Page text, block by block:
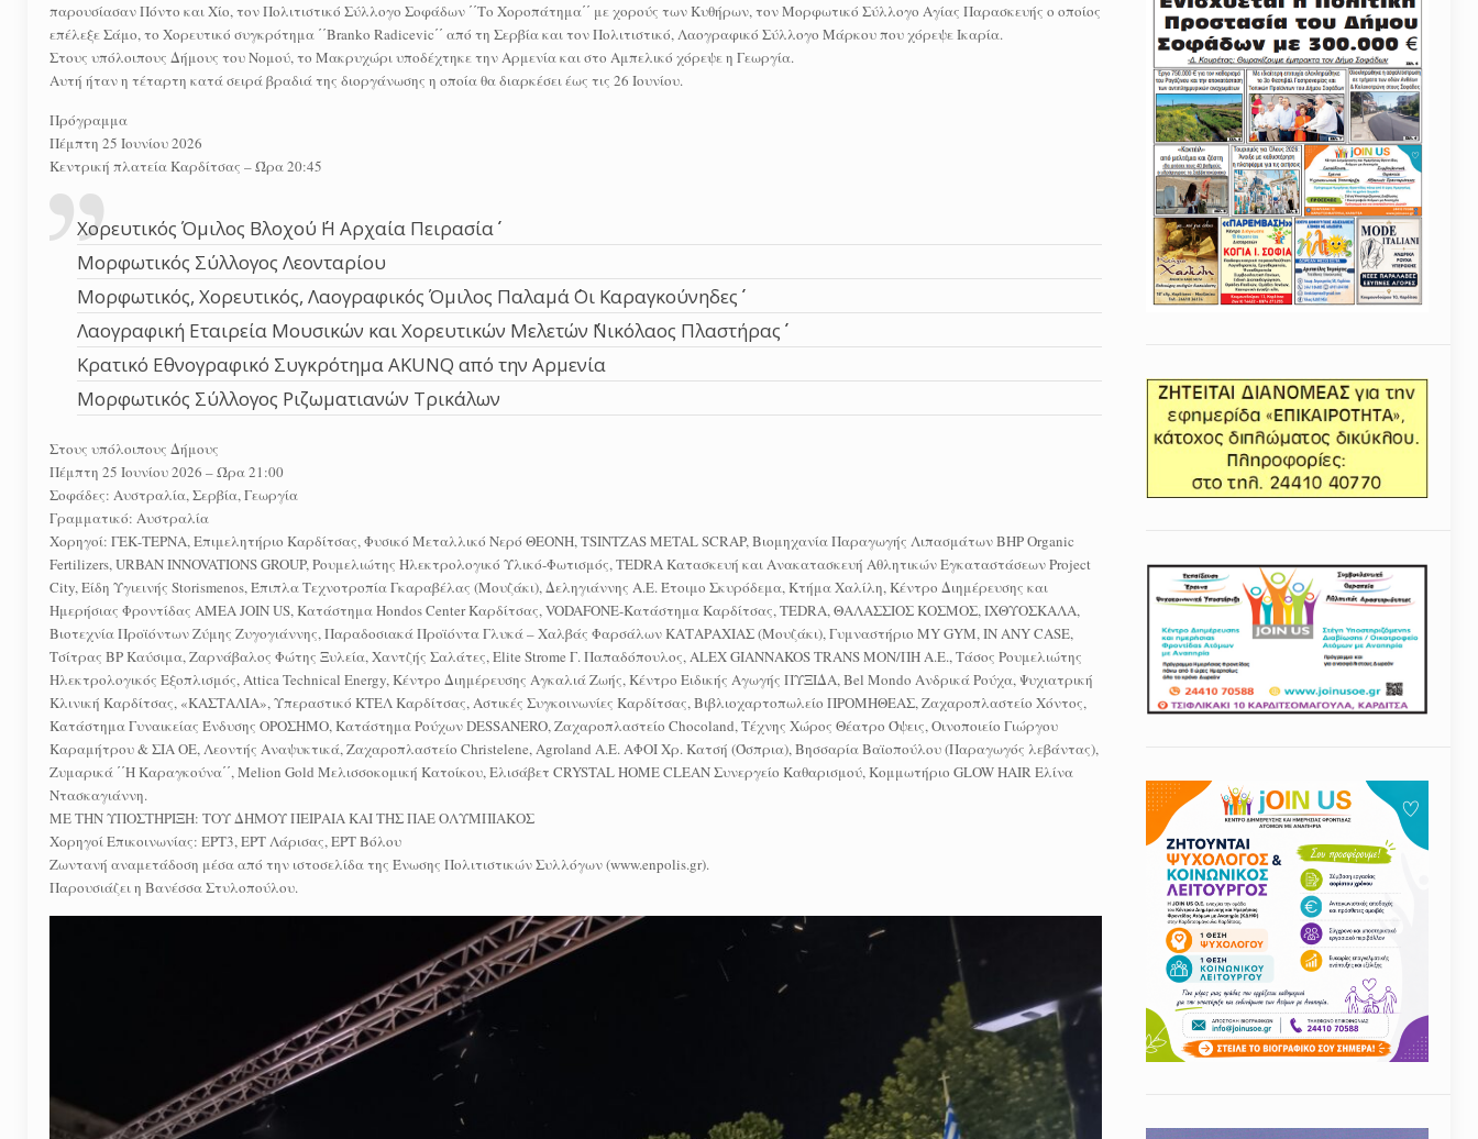
παρουσίασαν Πόντο και Χίο, τον Πολιτιστικό Σύλλογο Σοφάδων ΄΄Το Χοροπάτημα΄΄ με χορούς των Κυθήρων, τον Μορφωτικό Σύλλογο Αγίας Παρασκευής ο οποίος
επέλεξε Σάμο, το Χορευτικό συγκρότημα ΄΄Branko Radicevic΄΄ από τη Σερβία και τον Πολιτιστικό, Λαογραφικό Σύλλογο Μάρκου που χόρεψε Ικαρία.
Στους υπόλοιπους Δήμους του Νομού, το Μακρυχώρι υποδέχτηκε την Αρμενία και στο Αμπελικό χόρεψε η Γεωργία.
Αυτή ήταν η τέταρτη κατά σειρά βραδιά της διοργάνωσης η οποία θα διαρκέσει έως τις 26 Ιουνίου.
Πρόγραμμα
Πέμπτη 25 Ιουνίου 2026
Κεντρική πλατεία Καρδίτσας – Ώρα 20:45
Χορευτικός Όμιλος Βλοχού ΄΄Η Αρχαία Πειρασία΄΄
Μορφωτικός Σύλλογος Λεονταρίου
Μορφωτικός, Χορευτικός, Λαογραφικός Όμιλος Παλαμά ΄΄Οι Καραγκούνηδες΄΄
Λαογραφική Εταιρεία Μουσικών και Χορευτικών Μελετών ΄΄Νικόλαος Πλαστήρας΄΄
Κρατικό Εθνογραφικό Συγκρότημα AKUNQ από την Αρμενία
Μορφωτικός Σύλλογος Ριζωματιανών Τρικάλων
Στους υπόλοιπους Δήμους
Πέμπτη 25 Ιουνίου 2026 – Ώρα 21:00
Σοφάδες: Αυστραλία, Σερβία, Γεωργία
Γραμματικό: Αυστραλία
Χορηγοί: ΓΕΚ-ΤΕΡΝΑ, Επιμελητήριο Καρδίτσας, Φυσικό Μεταλλικό Νερό ΘΕΟΝΗ, TSINTZAS METAL SCRAP, Βιομηχανία Παραγωγής Λιπασμάτων BHP Organic
Fertilizers, URBAN INNOVATIONS GROUP, Ρουμελιώτης Ηλεκτρολογικό Υλικό-Φωτισμός, TEDRA Κατασκευή και Ανακατασκευή Αθλητικών Εγκαταστάσεων Project
City, Είδη Υγιεινής Storismenos, Έπιπλα Τεχνοτροπία Γκαραβέλας (Μουζάκι), Δεληγιάννης Α.Ε. Έτοιμο Σκυρόδεμα, Κτήμα Χαλίλη, Κέντρο Διημέρευσης και
Ημερήσιας Φροντίδας ΑΜΕΑ JOIN US, Κατάστημα Ηondos Center Καρδίτσας, VODAFONE-Κατάστημα Καρδίτσας, TEDRA, ΘΑΛΑΣΣΙΟΣ ΚΟΣΜΟΣ, ΙΧΘΥΟΣΚΑΛΑ,
Βιοτεχνία Προϊόντων Ζύμης Ζυγογιάννης, Παραδοσιακά Προϊόντα Γλυκά – Χαλβάς Φαρσάλων ΚΑΤΑΡΑΧΙΑΣ (Μουζάκι), Γυμναστήριο MY GYM, IN ANY CASE,
Τσίτρας BP Καύσιμα, Ζαρνάβαλος Φώτης Ξυλεία, Χαντζής Σαλάτες, Elite Strome Γ. Παπαδόπουλος, ALEX GIANNAKOS TRANS ΜΟΝ/ΠΗ Α.Ε., Τάσος Ρουμελιώτης
Ηλεκτρολογικός Εξοπλισμός, Attica Technical Energy, Κέντρο Διημέρευσης Αγκαλιά Ζωής, Κέντρο Ειδικής Αγωγής ΠΥΞΙΔΑ, Bel Mondo Ανδρικά Ρούχα, Ψυχιατρική
Κλινική Καρδίτσας, «ΚΑΣΤΑΛΙΑ», Υπεραστικό ΚΤΕΛ Καρδίτσας, Αστικές Συγκοινωνίες Καρδίτσας, Βιβλιοχαρτοπωλείο ΠΡΟΜΗΘΕΑΣ, Ζαχαροπλαστείο Χόντος,
Κατάστημα Γυναικείας Ένδυσης ΟΡΟΣΗΜΟ, Κατάστημα Ρούχων DESSANERO, Ζαχαροπλαστείο Chocoland, Τέχνης Χώρος Θέατρο Όψεις, Οινοποιείο Γιώργου
Καραμήτρου & ΣΙΑ ΟΕ, Λεοντής Αναψυκτικά, Ζαχαροπλαστείο Christelene, Agroland Α.Ε. ΑΦΟΙ Χρ. Κατσή (Όσπρια), Βησσαρία Βαϊοπούλου (Παραγωγός λεβάντας),
Ζυμαρικά ΄΄Η Καραγκούνα΄΄, Melion Gold Μελισσοκομική Κατοίκου, Ελισάβετ CRYSTAL HOME CLEAN Συνεργείο Καθαρισμού, Κομμωτήριο GLOW HAIR Ελίνα
Ντασκαγιάννη.
ΜΕ ΤΗΝ ΥΠΟΣΤΗΡΙΞΗ: ΤΟΥ ΔΗΜΟΥ ΠΕΙΡΑΙΑ ΚΑΙ ΤΗΣ ΠΑΕ ΟΛΥΜΠΙΑΚΟΣ
Χορηγοί Επικοινωνίας: ΕΡΤ3, ΕΡΤ Λάρισας, ΕΡΤ Βόλου
Ζωντανή αναμετάδοση μέσα από την ιστοσελίδα της Ένωσης Πολιτιστικών Συλλόγων (www.enpolis.gr).
Παρουσιάζει η Βανέσσα Στυλοπούλου.